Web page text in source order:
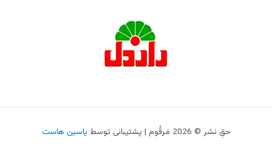
حقِ نشر © 2026 مَرقُوم | پشتیبانی توسط یاسین هاست